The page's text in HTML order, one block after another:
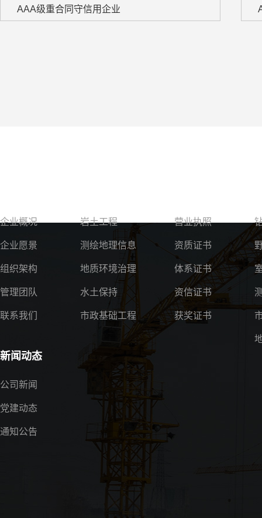
AAA级重合同守信用企业
企业概况
企业愿景
组织架构
管理团队
联系我们
岩土工程
测绘地理信息
地质环境治理
水土保持
市政基础工程
营业执照
资质证书
体系证书
资信证书
获奖证书
新闻动态
公司新闻
党建动态
通知公告